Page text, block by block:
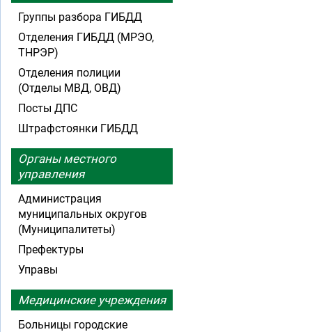
Группы разбора ГИБДД
Отделения ГИБДД (МРЭО,
ТНРЭР)
Отделения полиции
(Отделы МВД, ОВД)
Посты ДПС
Штрафстоянки ГИБДД
Органы местного
управления
Администрация
муниципальных округов
(Муниципалитеты)
Префектуры
Управы
Медицинские учреждения
Больницы городские